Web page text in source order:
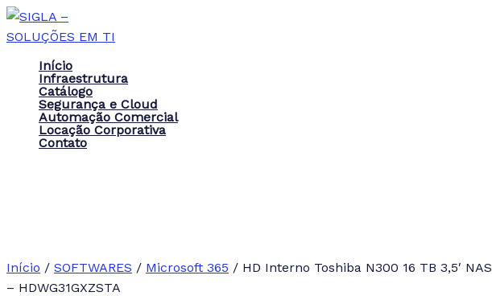
Ir
para
conteúdo
Início
Infraestrutura
Catálogo
Segurança e Cloud
Automação Comercial
Locação Corporativa
Contato
Início / SOFTWARES / Microsoft 365 / HD Interno Toshiba N300 16 TB 3,5′ NAS
– HDWG31GXZSTA